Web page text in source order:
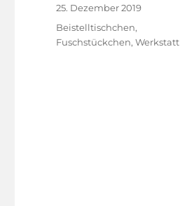
Veröffentlicht
am
25. Dezember 2019
Kategorien
Beistelltischchen,
Fuschstückchen,Werkstatt